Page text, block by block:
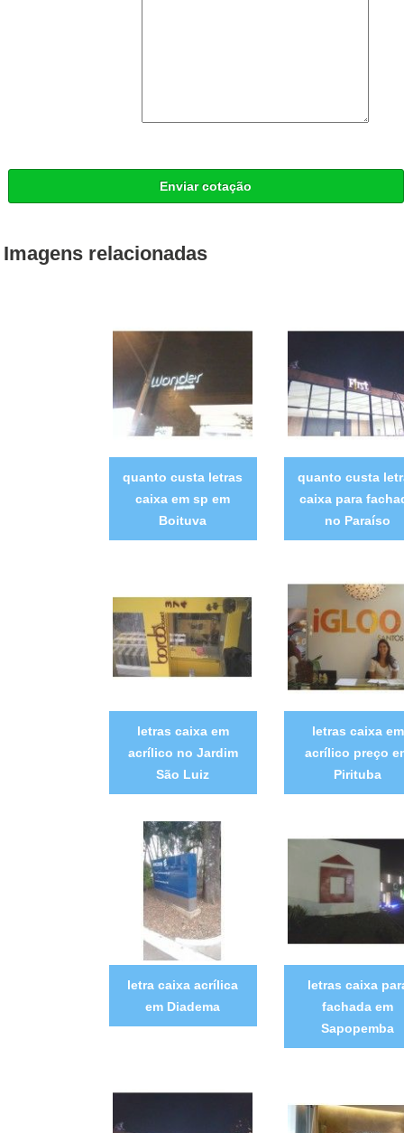
Enviar cotação
Imagens relacionadas
quanto custa letras
caixa em sp em
Boituva
quanto custa
caixa para
no Paraíso
letras caixa em
acrílico no Jardim
São Luiz
letras caixa em
acrílico preço
Pirituba
letra caixa acrílica
em Diadema
letras caixa
fachada em
Sapopemba